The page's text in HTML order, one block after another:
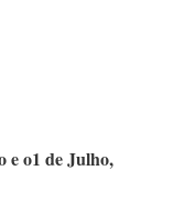
e o1 de Julho,